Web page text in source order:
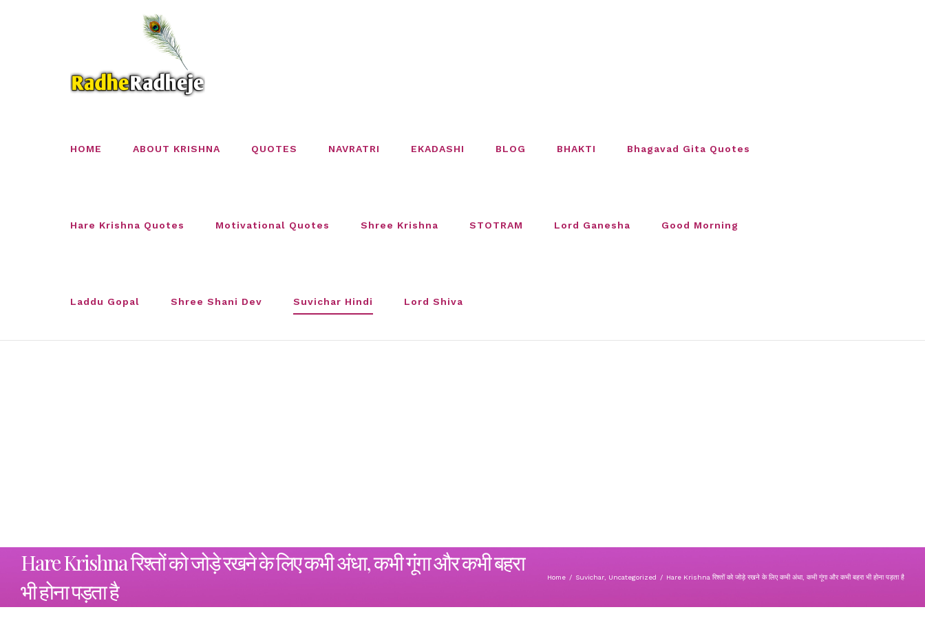
HOME ABOUT KRISHNA QUOTES NAVRATRI EKADASHI BLOG BHAKTI Bhagavad Gita Quotes
Hare Krishna Quotes Motivational Quotes Shree Krishna STOTRAM Lord Ganesha Good Morning
Laddu Gopal Shree Shani Dev Suvichar Hindi Lord Shiva
Hare Krishna रिश्तों को जोड़े रखने के लिए कभी अंधा, कभी गूंगा और कभी बहरा
भी होना पड़ता है
Home / Suvichar Uncategorized / Hare Krishna रिश्तों को जोड़े रखने के लिए कभी अंधा, कभी गूंगा और कभी बहरा भी होना पड़ता है